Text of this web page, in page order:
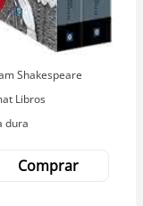
Shakespeare
Libros
dura
Comprar